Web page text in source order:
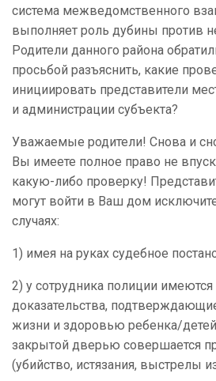
система межведомственного
выполняет роль дубины против
Родители данного района
просьбой разъяснить, какие
инициировать представители
и администрации субъекта?
Уважаемые родители! Снова и
Вы имеете полное право не
какую-либо проверку!
могут войти в Ваш дом
случаях:
1) имея на руках судебное
2) у сотрудника полиции
доказательства,
жизни и здоровью ребенка/
закрытой дверью совершается
(убийство, истязания, выстрелы